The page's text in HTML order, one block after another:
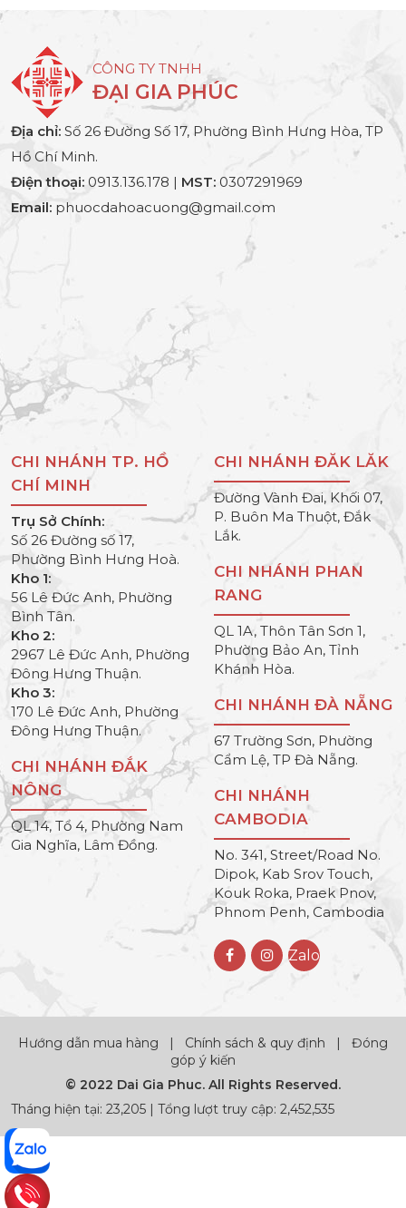
CÔNG TY TNHH
ĐẠI GIA PHÚC
Địa chỉ: Số 26 Đường Số 17, Phường Bình Hưng Hòa, TP
Hồ Chí Minh.
Điện thoại: 0913.136.178 | MST: 0307291969
Email: phuocdahoacuong@gmail.com
CHI NHÁNH TP. HỒ
CHÍ MINH
Trụ Sở Chính:
Số 26 Đường số 17,
Phường Bình Hưng Hoà.
Kho 1:
56 Lê Đức Anh, Phường
Bình Tân.
Kho 2:
2967 Lê Đức Anh, Phường
Đông Hưng Thuận.
Kho 3:
170 Lê Đức Anh, Phường
Đông Hưng Thuận.
CHI NHÁNH ĐẮK
NÔNG
QL 14, Tổ 4, Phường Nam
Gia Nghĩa, Lâm Đồng.
CHI NHÁNH ĐĂK LĂK
Đường Vành Đai, Khối 07,
P. Buôn Ma Thuột, Đắk
Lắk.
CHI NHÁNH PHAN
RANG
QL 1A, Thôn Tân Sơn 1,
Phường Bảo An, Tỉnh
Khánh Hòa.
CHI NHÁNH ĐÀ NẴNG
67 Trường Sơn, Phường
Cẩm Lệ, TP Đà Nẵng.
CHI NHÁNH
CAMBODIA
No. 341, Street/Road No.
Dipok, Kab Srov Touch,
Kouk Roka, Praek Pnov,
Phnom Penh, Cambodia
Zalo
Hướng dẫn mua hàng | Chính sách & quy định | Đóng
góp ý kiến
© 2022 Dai Gia Phuc. All Rights Reserved.
Tháng hiện tại: 23,205 | Tổng lượt truy cập: 2,452,535